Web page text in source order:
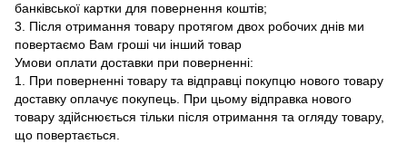
банківської картки для повернення коштів;
3. Після отримання товару протягом двох робочих днів ми
повертаємо Вам гроші чи інший товар
Умови оплати доставки при поверненні:
1. При поверненні товару та відправці покупцю нового товару
доставку оплачує покупець. При цьому відправка нового
товару здійснюється тільки після отримання та огляду товару,
що повертається.